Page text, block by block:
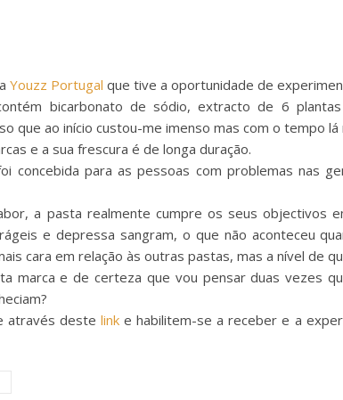
Youzz Portugal que tive a oportunidade de
bicarbonato de sódio, extracto de 6
que ao início custou-me imenso mas com o tempo
e a sua frescura é de longa duração.
concebida para as pessoas com problemas nas
a pasta realmente cumpre os seus objectivos
e depressa sangram, o que não aconteceu
cara em relação às outras pastas, mas a nível de
marca e de certeza que vou pensar duas vezes
através destelink e habilitem-se a receber e a